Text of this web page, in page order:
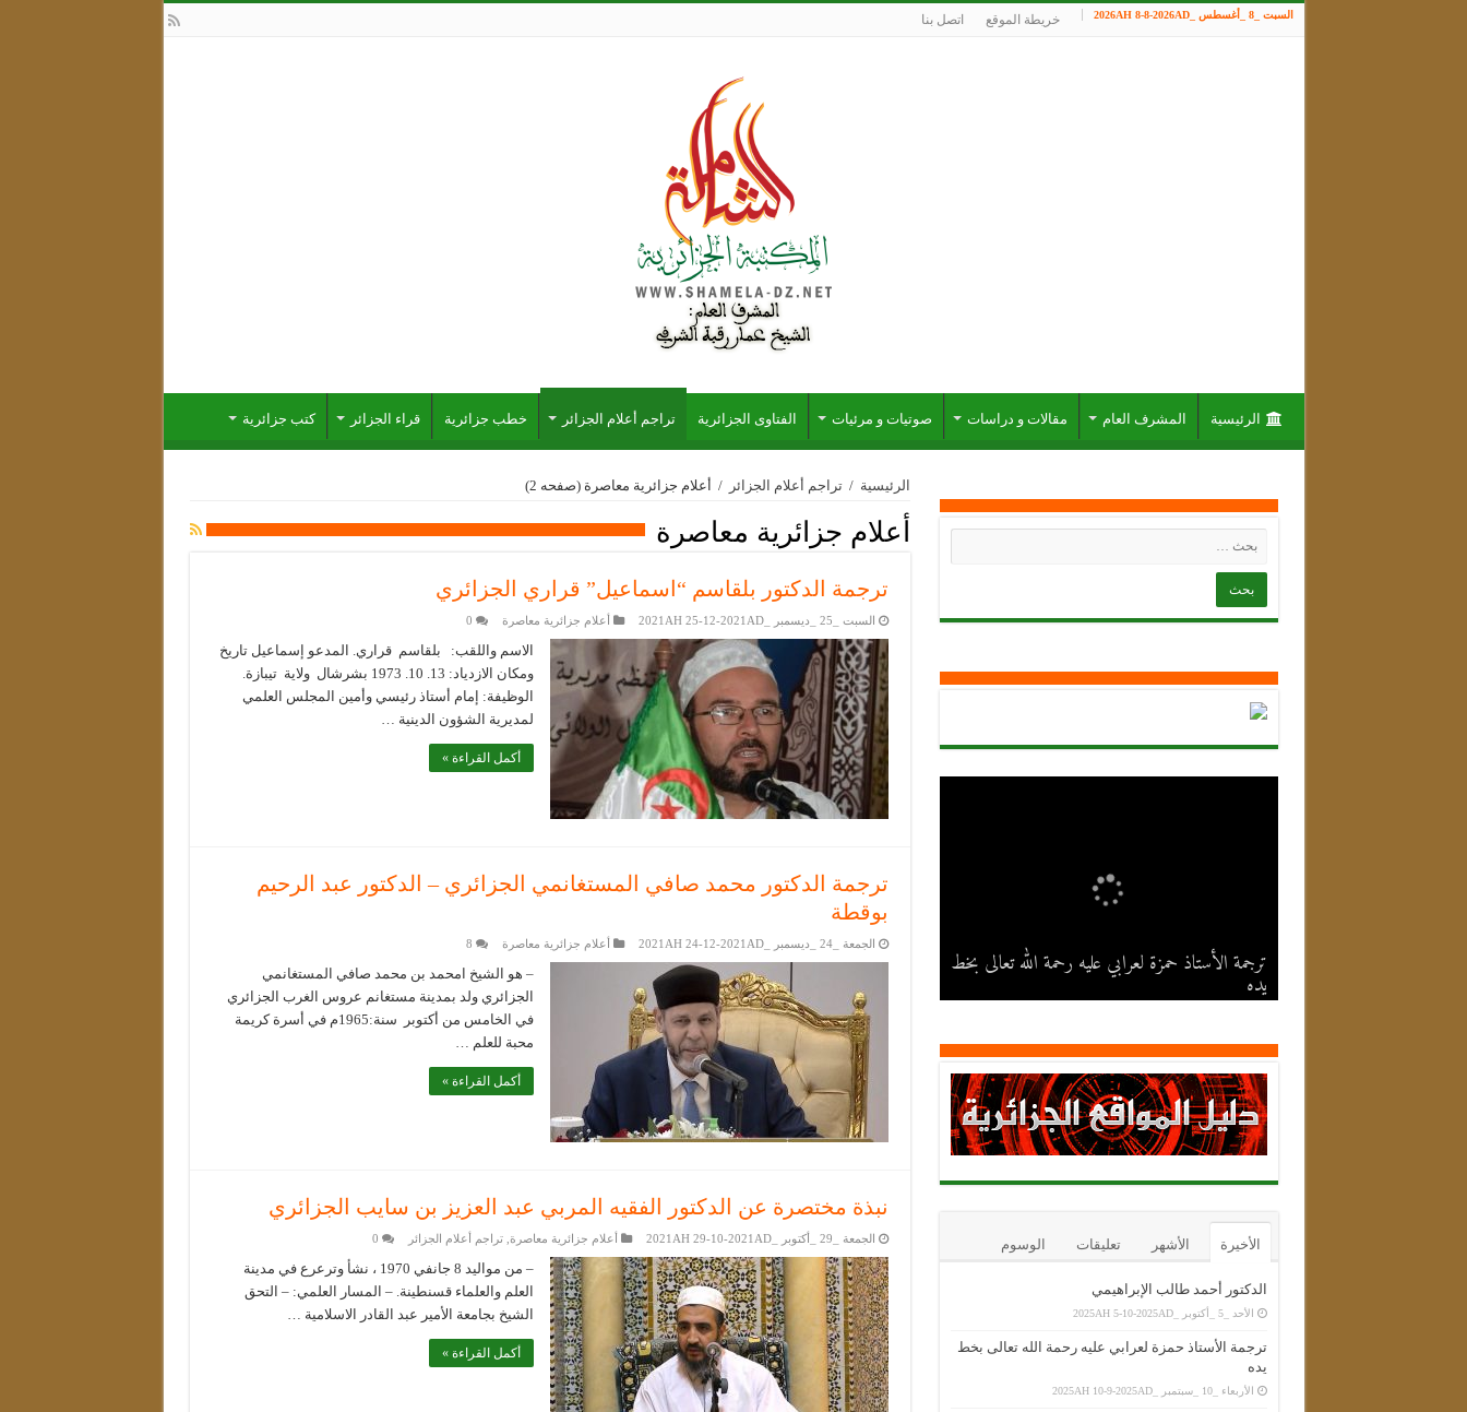
السبت _8 _أغسطس _2026AH 8-8-2026AD خريطة الموقع اتصل بنا
الرئيسية المشرف العام مقالات و دراسات صوتيات و مرئيات الفتاوى الجزائرية تراجم أعلام الجزائر خطب جزائرية قراء الجزائر كتب جزائرية
الرئيسية / تراجم أعلام الجزائر / أعلام جزائرية معاصرة (صفحه 2)
أعلام جزائرية معاصرة
ترجمة الدكتور بلقاسم “اسماعيل” قراري الجزائري
السبت _25 _ديسمبر _2021AH 25-12-2021AD أعلام جزائرية معاصرة 0
الاسم واللقب: بلقاسم قراري. المدعو إسماعيل تاريخ
ومكان الازدياد: 13. 10. 1973 بشرشال ولاية تيبازة.
الوظيفة: إمام أستاذ رئيسي وأمين المجلس العلمي
لمديرية الشؤون الدينية …
أكمل القراءة »
ترجمة الدكتور محمد صافي المستغانمي الجزائري – الدكتور عبد الرحيم
بوقطة
الجمعة _24 _ديسمبر _2021AH 24-12-2021AD أعلام جزائرية معاصرة 8
– هو الشيخ امحمد بن محمد صافي المستغانمي
الجزائري ولد بمدينة مستغانم عروس الغرب الجزائري
في الخامس من أكتوبر سنة:1965م في أسرة كريمة
محبة للعلم …
أكمل القراءة »
نبذة مختصرة عن الدكتور الفقيه المربي عبد العزيز بن سايب الجزائري
الجمعة _29 _أكتوبر _2021AH 29-10-2021AD أعلام جزائرية معاصرة ,تراجم أعلام الجزائر 0
– من مواليد 8 جانفي 1970 ، نشأ وترعرع في مدينة
العلم والعلماء قسنطينة. – المسار العلمي: – التحق
الشيخ بجامعة الأمير عبد القادر الاسلامية …
أكمل القراءة »
الدكتور أحمد طالب الإبراهيمي
ترجمة الأستاذ حمزة لعرابي عليه رحمة الله تعالى بخط
يده
الأديب المؤرخ الدكتور محمد صالح ناصر
الشيخ المجاهد الحاج محند أمقران آيت عيسى
الفقيه عطية مسعودي الحسني الجلفاوي
الأخيرة الأشهر تعليقات الوسوم
الدكتور أحمد طالب الإبراهيمي
الأحد _5 _أكتوبر _2025AH 5-10-2025AD
ترجمة الأستاذ حمزة لعرابي عليه رحمة الله تعالى بخط
يده
الأربعاء _10 _سبتمبر _2025AH 10-9-2025AD